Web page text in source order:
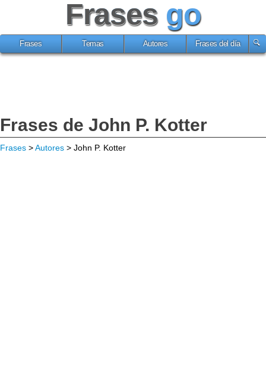
Frases go
Frases Temas Autores Frases del día
Frases de John P. Kotter
Frases >Autores > John P. Kotter